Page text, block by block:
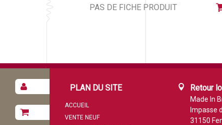
PAS DE FICHE PRODUIT
PLAN DU SITE
ACCUEIL
VENTE NEUF
Retour
Made In
Impasse
31150